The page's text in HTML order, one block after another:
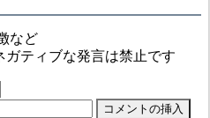
など
ティブな発言は禁止です